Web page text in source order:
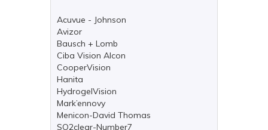
Acuvue - Johnson
Avizor
Bausch + Lomb
Ciba Vision Alcon
CooperVision
Hanita
HydrogelVision
Mark’ennovy
Menicon-David Thomas
SO2clear-Number7